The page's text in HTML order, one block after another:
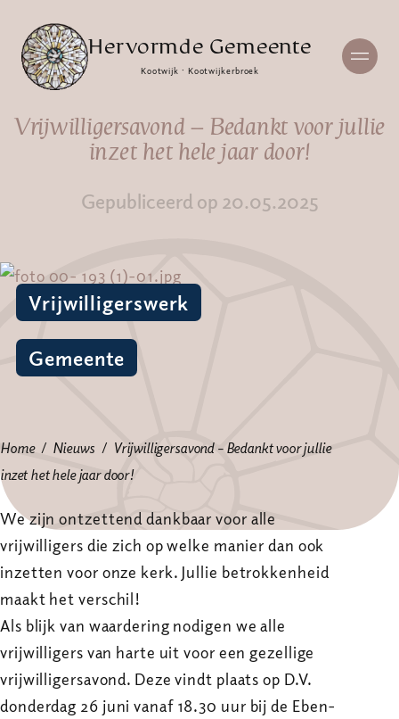
Hervormde Gemeente
Kootwijk · Kootwijkerbroek
Vrijwilligersavond – Bedankt voor jullie
inzet het hele jaar door!
Gepubliceerd op 20.05.2025
Vrijwilligerswerk
Gemeente
Home Nieuws
Vrijwilligersavond – Bedankt voor jullie
inzet het hele jaar door!
We zijn ontzettend dankbaar voor alle
vrijwilligers die zich op welke manier dan ook
inzetten voor onze kerk. Jullie betrokkenheid
maakt het verschil!
Als blijk van waardering nodigen we alle
vrijwilligers van harte uit voor een gezellige
vrijwilligersavond. Deze vindt plaats op D.V.
donderdag 26 juni vanaf 18.30 uur bij de Eben-